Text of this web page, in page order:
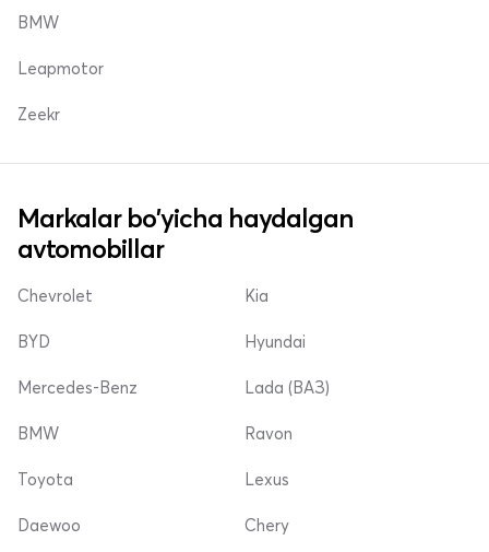
BMW
Leapmotor
Zeekr
Markalar bo'yicha haydalgan
avtomobillar
Chevrolet
BYD
Mercedes-Benz
Kia
Hyundai
Lada (ВАЗ)
BMW
Toyota
Daewoo
Ravon
Lexus
Chery